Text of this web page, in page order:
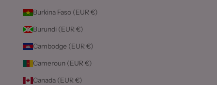
Burkina Faso (EUR €)
Burundi (EUR €)
Cambodge (EUR €)
Cameroun (EUR €)
Canada (EUR €)